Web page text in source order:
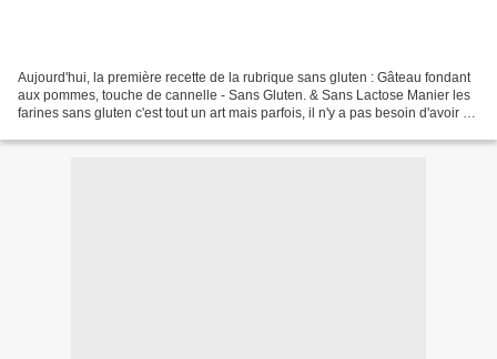
Aujourd'hui, la première recette de la rubrique sans gluten : Gâteau fondant
aux pommes, touche de cannelle - Sans Gluten. & Sans Lactose Manier les
farines sans gluten c'est tout un art mais parfois, il n'y a pas besoin d'avoir de